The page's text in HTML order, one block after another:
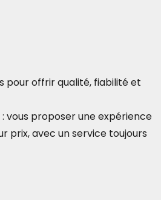
pour offrir qualité, fiabilité et
vous proposer une expérience
prix, avec un service toujours